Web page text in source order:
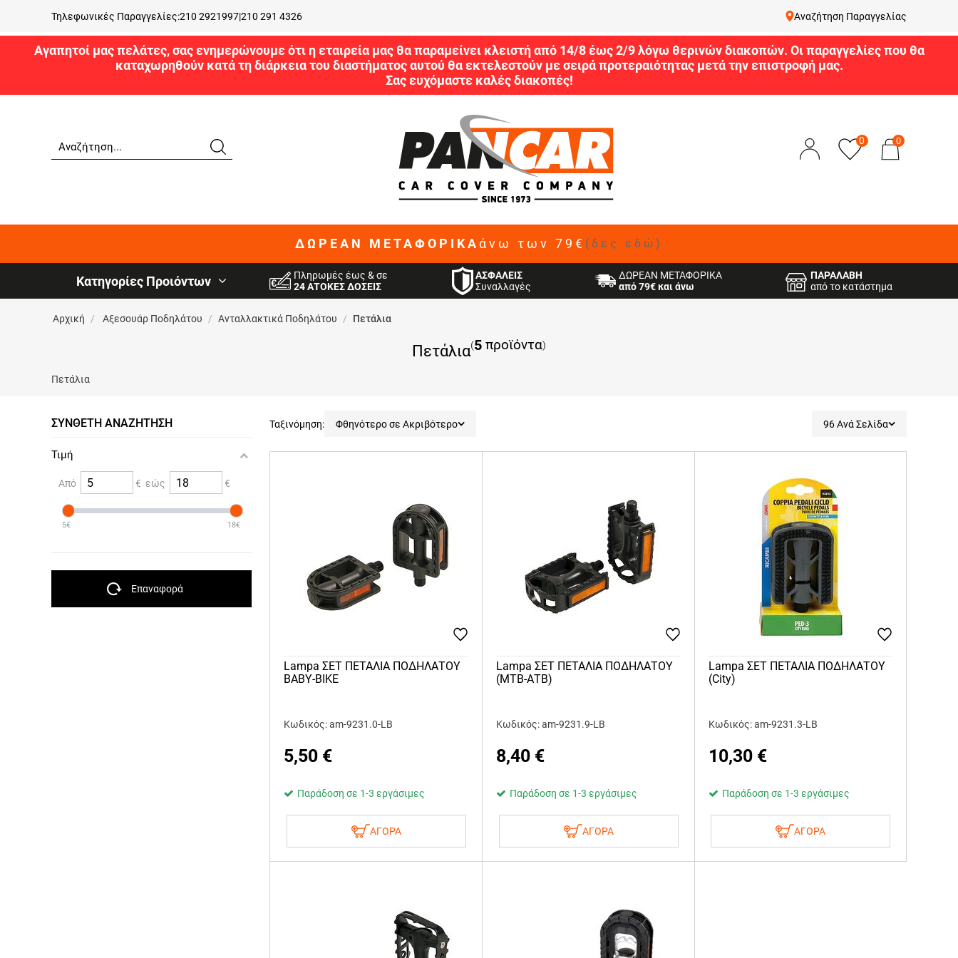
Τηλεφωνικές Παραγγελίες:210 2921997|210 291 4326 Αναζήτηση Παραγγελίας
Αγαπητοί μας πελάτες, σας ενημερώνουμε ότι η εταιρεία μας θα παραμείνει κλειστή από 14/8 έως 2/9 λόγω θερινών διακοπών. Οι παραγγελίες που θα
καταχωρηθούν κατά τη διάρκεια του διαστήματος αυτού θα εκτελεστούν με σειρά προτεραιότητας μετά την επιστροφή μας.
Σας ευχόμαστε καλές διακοπές!
0 0
ΔΩΡΕΑΝ ΜΕΤΑΦΟΡΙΚΑ άνω των 79€ (δες εδώ)
Κατηγορίες Προιόντων
Πληρωμές έως & σε
24 ΑΤΟΚΕΣ ΔΟΣΕΙΣ
ΑΣΦΑΛΕΙΣ
Συναλλαγές
ΔΩΡΕΑΝ ΜΕΤΑΦΟΡΙΚΑ
από 79€ και άνω
ΠΑΡΑΛΑΒΗ
από το κατάστημα
Αρχική / Αξεσουάρ Ποδηλάτου / Ανταλλακτικά Ποδηλάτου / Πετάλια
Πετάλια(5 προϊόντα)
Πετάλια
ΣΎΝΘΕΤΗ ΑΝΑΖΉΤΗΣΗ
Τιμή
Από € εώς €
5€ 18€
Επαναφορά
Ταξινόμηση: Φθηνότερο σε Ακριβότερο 96 Ανά Σελίδα
Lampa ΣΕΤ ΠΕΤΑΛΙΑ ΠΟΔΗΛΑΤΟΥ
ΒΑΒΥ-ΒΙΚΕ
Κωδικός: am-9231.0-LB
5,50 €
Παράδοση σε 1-3 εργάσιμες
ΑΓΟΡΑ
Lampa ΣΕΤ ΠΕΤΑΛΙΑ ΠΟΔΗΛΑΤΟΥ
(ΜΤΒ-ΑΤΒ)
Κωδικός: am-9231.9-LB
8,40 €
Παράδοση σε 1-3 εργάσιμες
ΑΓΟΡΑ
Lampa ΣΕΤ ΠΕΤΑΛΙΑ ΠΟΔΗΛΑΤΟΥ
(City)
Κωδικός: am-9231.3-LB
10,30 €
Παράδοση σε 1-3 εργάσιμες
ΑΓΟΡΑ